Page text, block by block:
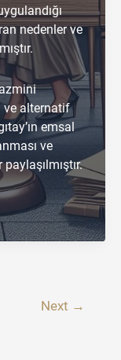
nedenler ve
ve alternatif
emsal
ve
Next →